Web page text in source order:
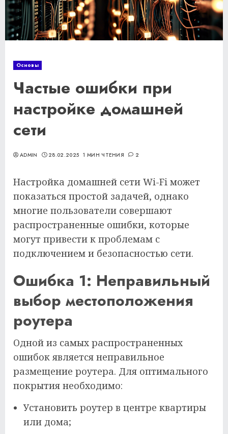
Основы
Частые ошибки при
настройке домашней
сети
ADMIN 28.02.2025 1 МИН ЧТЕНИЯ 2
Настройка домашней сети Wi-Fi может
показаться простой задачей, однако
многие пользователи совершают
распространенные ошибки, которые
могут привести к проблемам с
подключением и безопасностью сети.
Ошибка 1: Неправильный
выбор местоположения
роутера
Одной из самых распространенных
ошибок является неправильное
размещение роутера. Для оптимального
покрытия необходимо:
Установить роутер в центре квартиры
или дома;